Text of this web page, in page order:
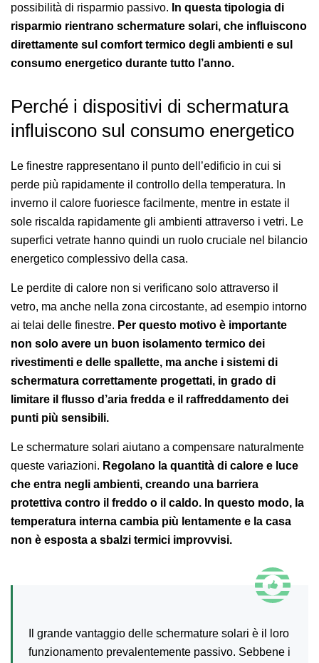
possibilità di risparmio passivo. In questa tipologia di
risparmio rientrano schermature solari, che influiscono
direttamente sul comfort termico degli ambienti e sul
consumo energetico durante tutto l’anno.
Perché i dispositivi di schermatura
influiscono sul consumo energetico
Le finestre rappresentano il punto dell’edificio in cui si
perde più rapidamente il controllo della temperatura. In
inverno il calore fuoriesce facilmente, mentre in estate il
sole riscalda rapidamente gli ambienti attraverso i vetri. Le
superfici vetrate hanno quindi un ruolo cruciale nel bilancio
energetico complessivo della casa.
Le perdite di calore non si verificano solo attraverso il
vetro, ma anche nella zona circostante, ad esempio intorno
ai telai delle finestre. Per questo motivo è importante
non solo avere un buon isolamento termico dei
rivestimenti e delle spallette, ma anche i sistemi di
schermatura correttamente progettati, in grado di
limitare il flusso d’aria fredda e il raffreddamento dei
punti più sensibili.
Le schermature solari aiutano a compensare naturalmente
queste variazioni. Regolano la quantità di calore e luce
che entra negli ambienti, creando una barriera
protettiva contro il freddo o il caldo. In questo modo, la
temperatura interna cambia più lentamente e la casa
non è esposta a sbalzi termici improvvisi.
Il grande vantaggio delle schermature solari è il loro
funzionamento prevalentemente passivo. Sebbene i